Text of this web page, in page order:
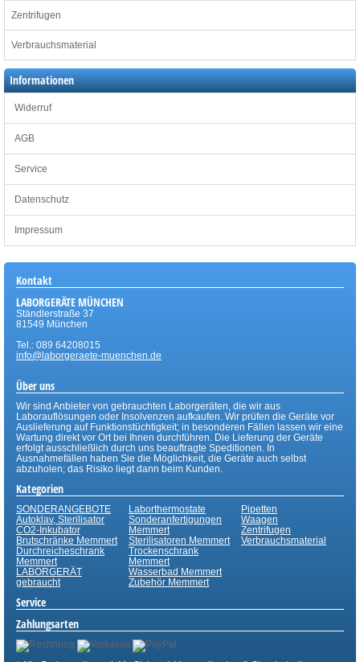
Zentrifugen
Verbrauchsmaterial
Informationen
Widerruf
AGB
Service
Datenschutz
Impressum
Kontakt
LABORGERÄTE MÜNCHEN
Ständlerstraße 37
81549 München
Tel.: 089 64208015
info@laborgeraete-muenchen.de
Über uns
Wir sind Anbieter von gebrauchten Laborgeräten, die wir aus
Laborauflösungen oder Insolvenzen aufkaufen. Wir prüfen die Geräte vor
Auslieferung auf Funktionstüchtigkeit; in besonderen Fällen lassen wir eine
Wartung direkt vor Ort bei Ihnen durchführen. Die Lieferung der Geräte
erfolgt ausschließlich durch uns beauftragte Speditionen. In
Ausnahmefällen haben Sie die Möglichkeit, die Geräte auch selbst
abzuholen; das Risiko liegt dann beim Kunden.
Kategorien
SONDERANGEBOTE
Autoklav, Sterilisator
CO2-Inkubator
Brutschränke Memmert
Durchreicheschrank
Memmert
LABORGERÄT
gebraucht
Laborthermostate
Sonderanfertigungen
Memmert
Sterilisatoren Memmert
Trockenschrank
Memmert
Wasserbad Memmert
Zubehör Memmert
Pipetten
Waagen
Zentrifugen
Verbrauchsmaterial
Service
Zahlungsarten